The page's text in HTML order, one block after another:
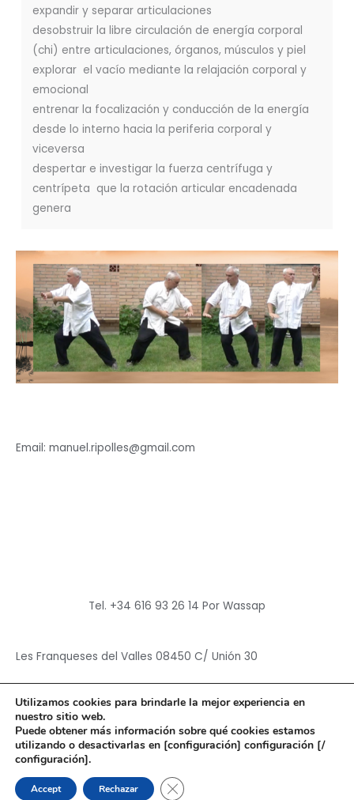
expandir y separar articulaciones
desobstruir la libre circulación de energía corporal
(chi) entre articulaciones, órganos, músculos y piel
explorar el vacío mediante la relajación corporal y
emocional
entrenar la focalización y conducción de la energía
desde lo interno hacia la periferia corporal y
viceversa
despertar e investigar la fuerza centrífuga y
centrípeta que la rotación articular encadenada
genera
Email: manuel.ripolles@gmail.com
Tel. +34 616 93 26 14 Por Wassap
Les Franqueses del Valles 08450 C/ Unión 30
Copyright © 2026Hun Yuan Chen
Powered byHun Yuan Chen
Utilizamos cookies para brindarle la mejor experiencia en
nuestro sitio web.
Puede obtener más información sobre qué cookies estamos
utilizando o desactivarlas en [configuración] configuración [/
configuración].
Accept Rechazar CERRAR EL BANNER DE